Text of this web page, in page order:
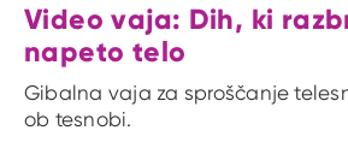
Video vaja: Dih, ki
napeto telo
Gibalna vaja za sproščanje
ob tesnobi.